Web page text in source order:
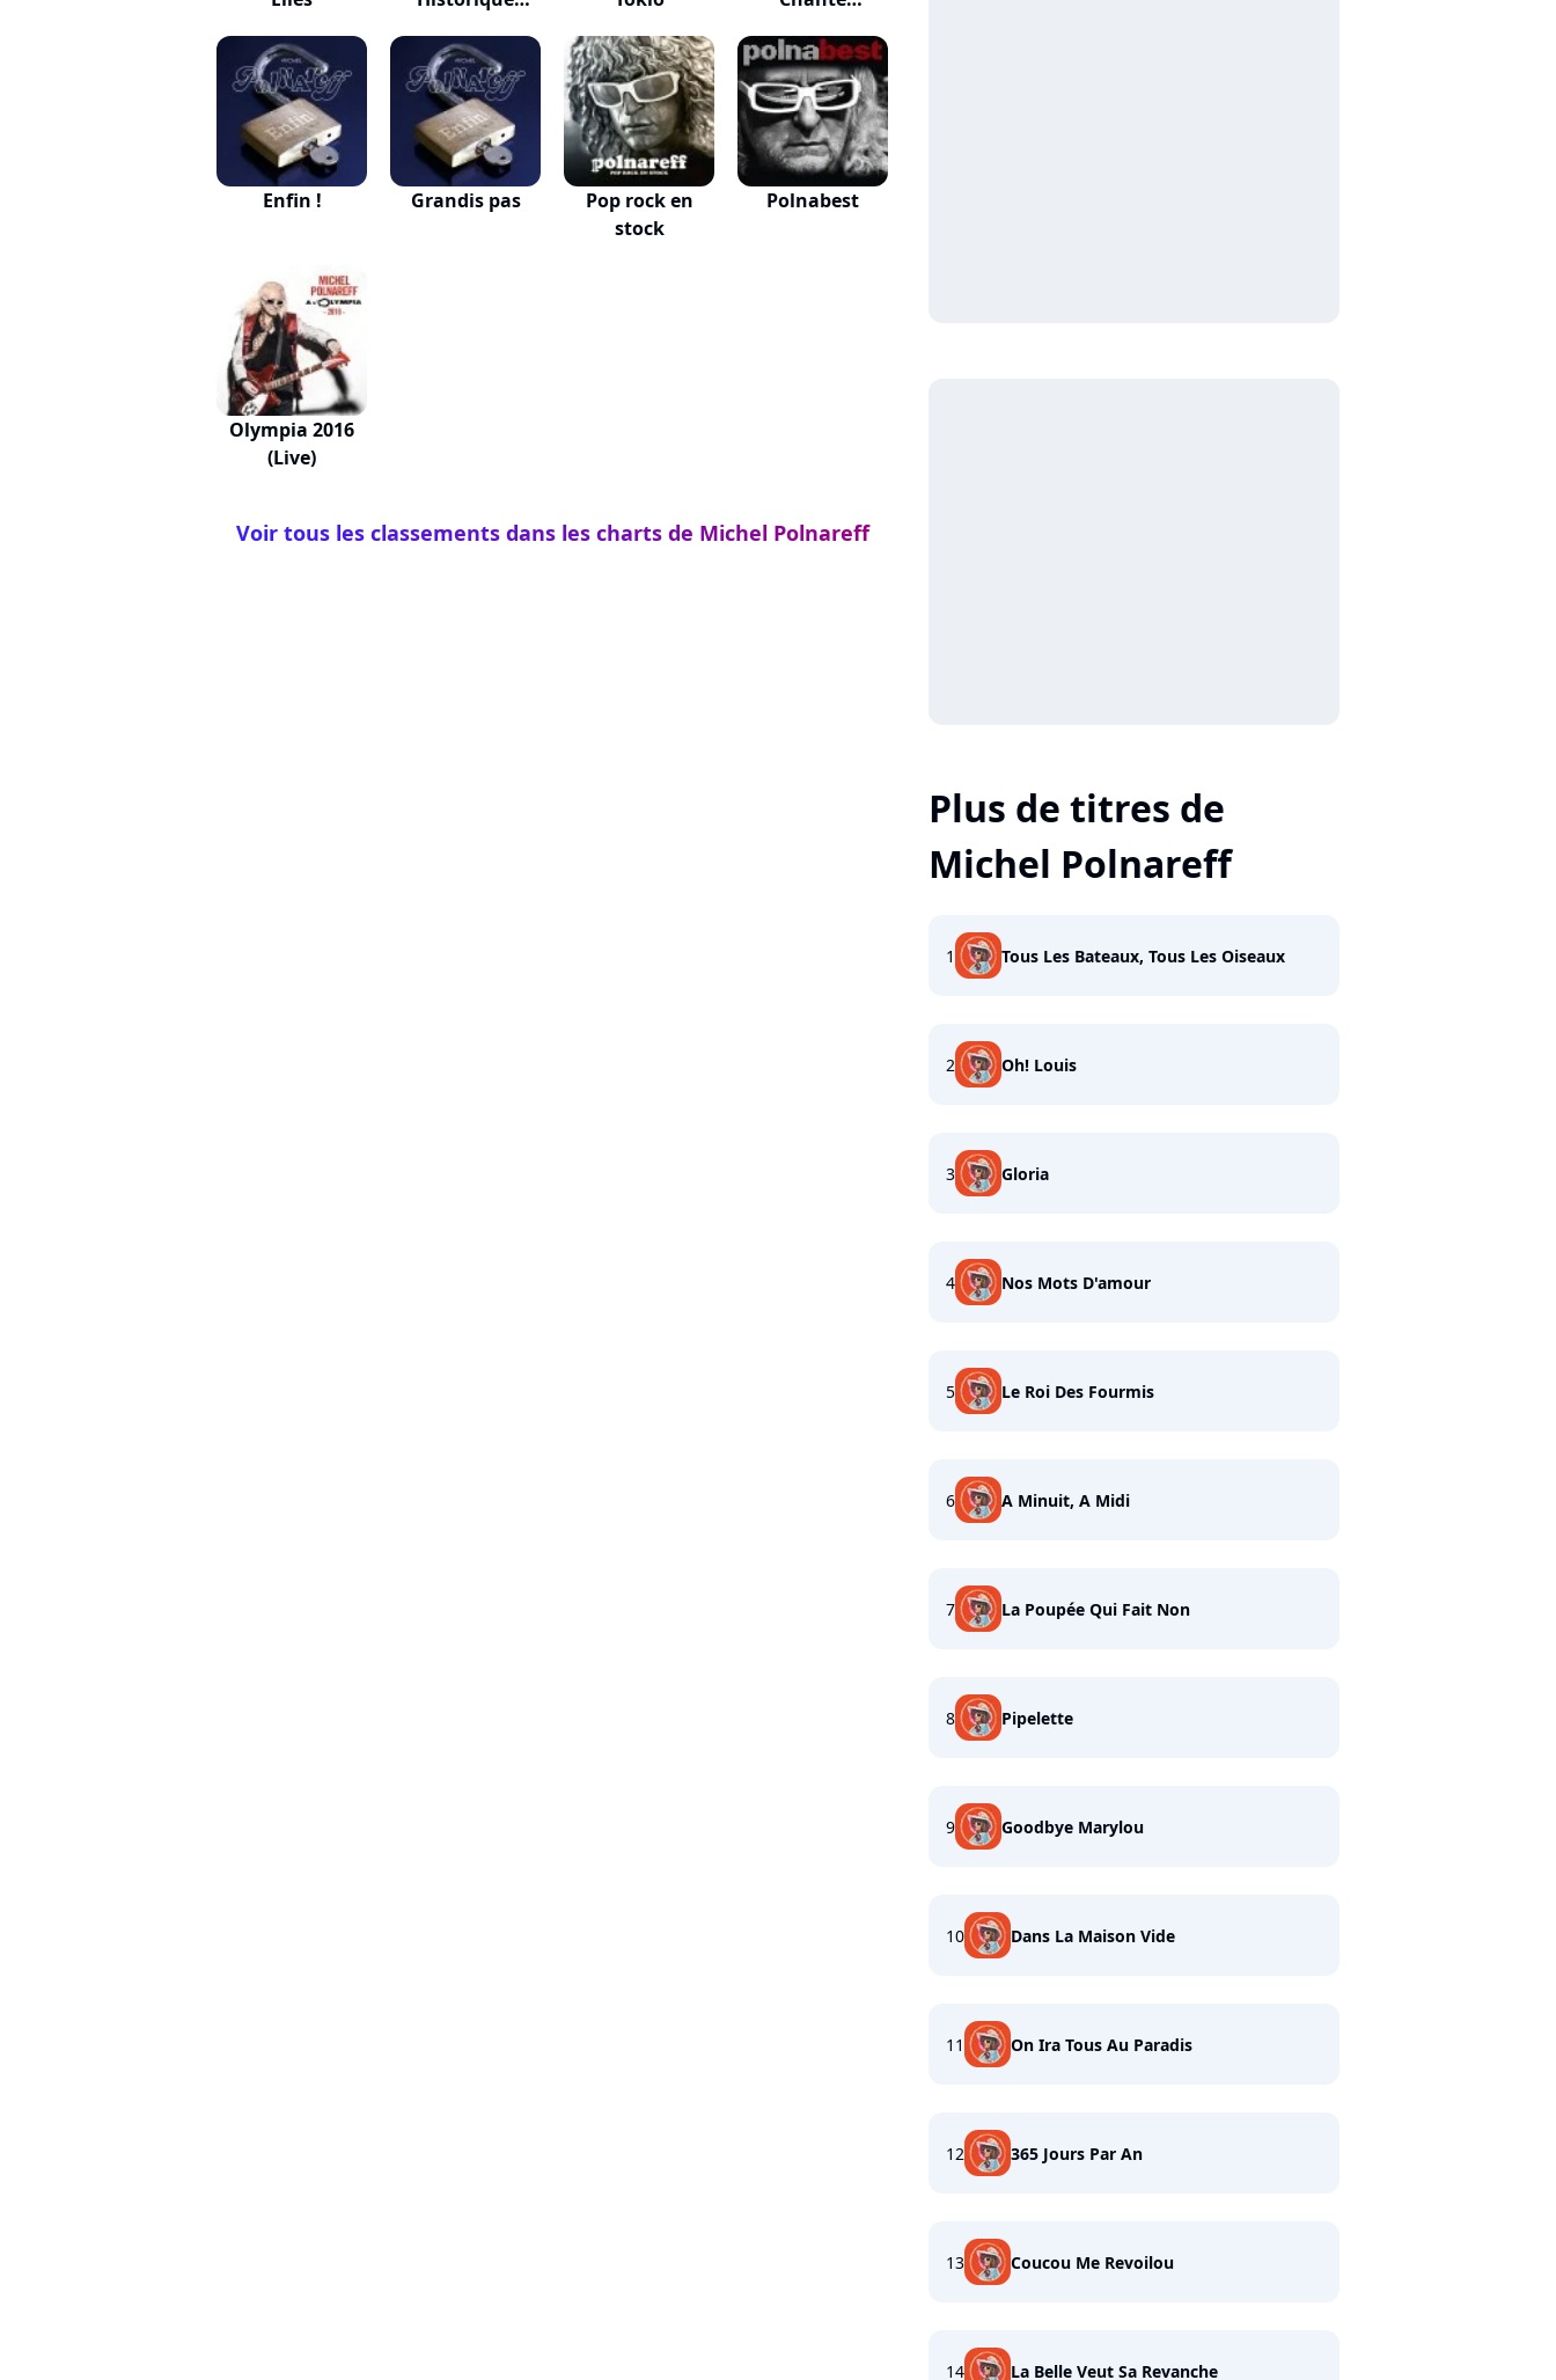
Enfin ! Grandis pas
Pop rock en
stock
Polnabest
Olympia 2016
(Live)
Voir tous les classements dans les charts de Michel Polnareff
Plus de titres de
Michel Polnareff
1 Tous Les Bateaux, Tous Les Oiseaux
2 Oh! Louis
3 Gloria
4 Nos Mots D'amour
5 Le Roi Des Fourmis
6 A Minuit, A Midi
7 La Poupée Qui Fait Non
8 Pipelette
9 Goodbye Marylou
10 Dans La Maison Vide
11 On Ira Tous Au Paradis
12 365 Jours Par An
13 Coucou Me Revoilou
14 La Belle Veut Sa Revanche